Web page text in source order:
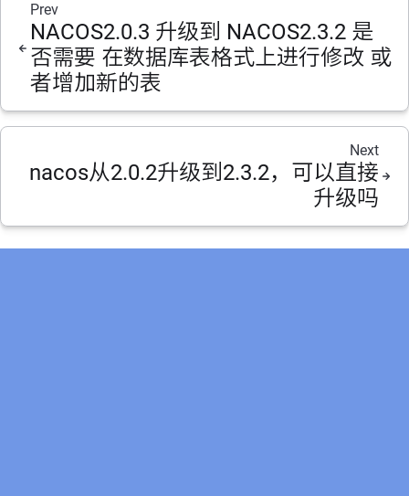
Prev
NACOS2.0.3 升级到 NACOS2.3.2 是
否需要 在数据库表格式上进行修改 或
者增加新的表
Next
nacos从2.0.2升级到2.3.2，可以直接
升级吗